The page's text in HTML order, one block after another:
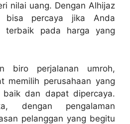
nilai uang. Dengan Alhijaz
bisa percaya jika Anda
terbaik pada harga yang
biro perjalanan umroh,
memilih perusahaan yang
baik dan dapat dipercaya.
dengan pengalaman
pelanggan yang begitu